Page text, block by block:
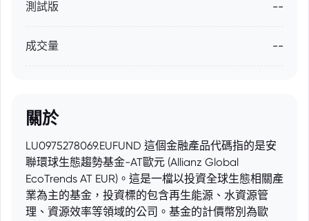
測試版 --
成交量 --
關於
LU0975278069.EUFUND 這個金融產品代碼指的是安
聯環球生態趨勢基金-AT歐元 (Allianz Global
EcoTrends AT EUR)。這是一檔以投資全球生態相關產
業為主的基金，投資標的包含再生能源、水資源管
理、資源效率等領域的公司。基金的計價幣別為歐